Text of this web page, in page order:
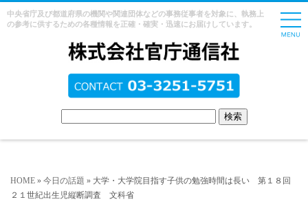
中央省庁及び都道府県の機関や関連団体などの事務従事者を対象に、執務上
の参考に供するための各種情報を正確・確実・迅速にお届けしています。
HOME » 今日の話題 » 大学・大学院目指す子供の勉強時間は長い 第１８回
２１世紀出生児縦断調査 文科省